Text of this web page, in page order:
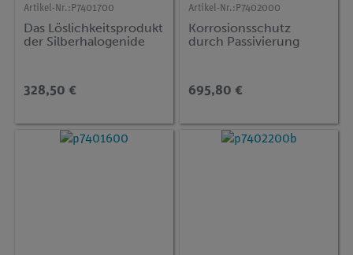
Artikel-Nr.: P7401700
Das Löslichkeitsprodukt
der Silberhalogenide
328,50 €
Artikel-Nr.: P7402000
Korrosionsschutz
durch Passivierung
695,80 €